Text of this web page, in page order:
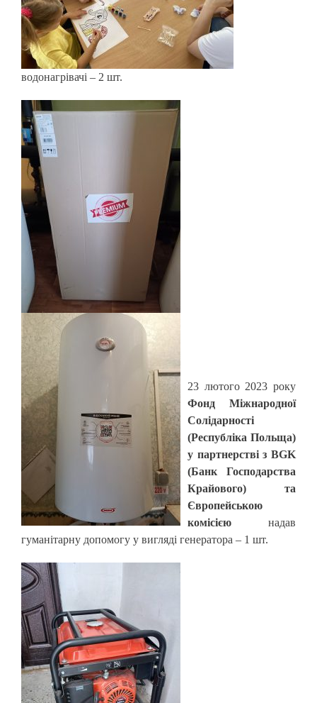
водонагрівачі – 2 шт.
23 лютого 2023 року
Фонд Міжнародної
Солідарності
(Республіка Польща)
у партнерстві з BGK
(Банк Господарства
Крайового) та
Європейською
комісією надав
гуманітарну допомогу у вигляді генератора – 1 шт.